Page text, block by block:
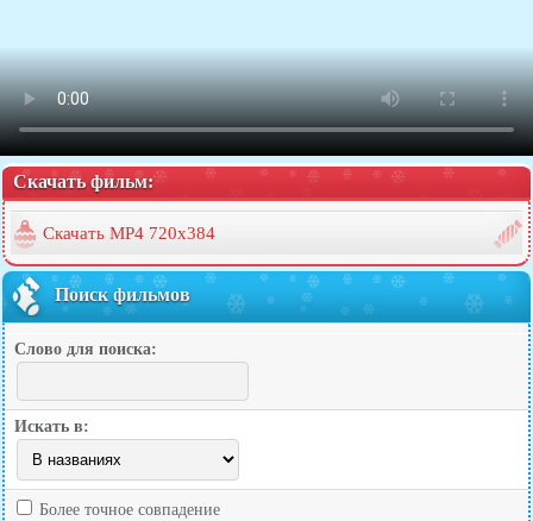
Скачать фильм:
Скачать MP4 720x384
Поиск фильмов
Слово для поиска:
Искать в:
Более точное совпадение